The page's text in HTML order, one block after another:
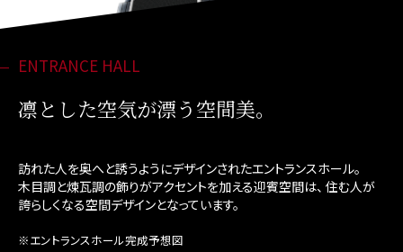
ENTRANCE HALL
凛とした空気が漂う空間美。
訪れた人を奥へと誘うようにデザインされたエントランスホール。
木目調と煉瓦調の飾りがアクセントを加える迎賓空間は、 住む人が
誇らしくなる空間デザインとなっています。
※エントランスホール完成予想図